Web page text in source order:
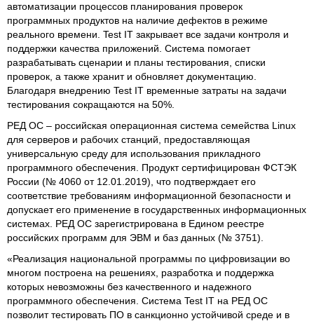
автоматизации процессов планирования проверок
программных продуктов на наличие дефектов в режиме
реального времени. Test IT закрывает все задачи контроля и
поддержки качества приложений. Система помогает
разрабатывать сценарии и планы тестирования, списки
проверок, а также хранит и обновляет документацию.
Благодаря внедрению Test IT временные затраты на задачи
тестирования сокращаются на 50%.
РЕД ОС – российская операционная система семейства Linux
для серверов и рабочих станций, предоставляющая
универсальную среду для использования прикладного
программного обеспечения. Продукт сертифицирован ФСТЭК
России (№ 4060 от 12.01.2019), что подтверждает его
соответствие требованиям информационной безопасности и
допускает его применение в государственных информационных
системах. РЕД ОС зарегистрирована в Едином реестре
российских программ для ЭВМ и баз данных (№ 3751).
«Реализация национальной программы по цифровизации во
многом построена на решениях, разработка и поддержка
которых невозможны без качественного и надежного
программного обеспечения. Система Test IT на РЕД ОС
позволит тестировать ПО в санкционно устойчивой среде и в